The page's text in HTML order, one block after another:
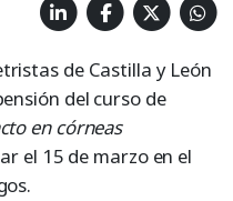
de Castilla y León
del curso de
en córneas
el 15 de marzo en el